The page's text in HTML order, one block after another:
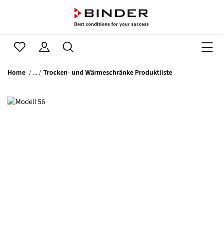
Home Trocken- und Wärmeschränke Produktliste